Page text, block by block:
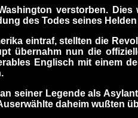
verstorben.
des Todes seines
eintraf, stellten die
übernahm nun die
Englisch mit einem
seiner Legende als
daheim wußten